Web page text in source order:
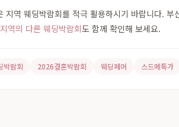
역 웨딩박람회를 적극 활용하시기 바랍니다.
역의 다른 웨딩박람회도 함께 확인해 보세요.
박람회 2026결혼박람회 웨딩페어 스드메특가